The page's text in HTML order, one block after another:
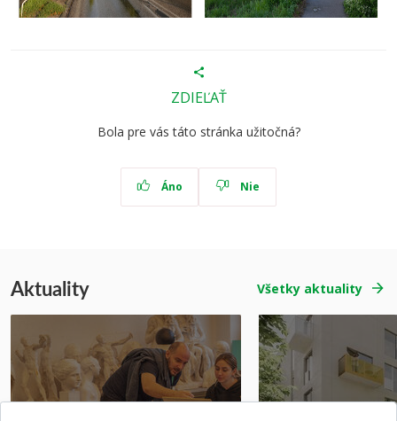
ZDIEĽAŤ
Bola pre vás táto stránka užitočná?
Áno Nie
Aktuality Všetky aktuality